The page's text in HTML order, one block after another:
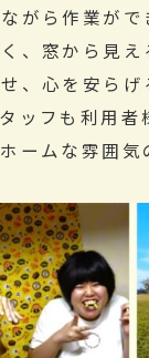
がら作業がで
、窓から見
、心を安らげ
ッフも利用者
ームな雰囲気